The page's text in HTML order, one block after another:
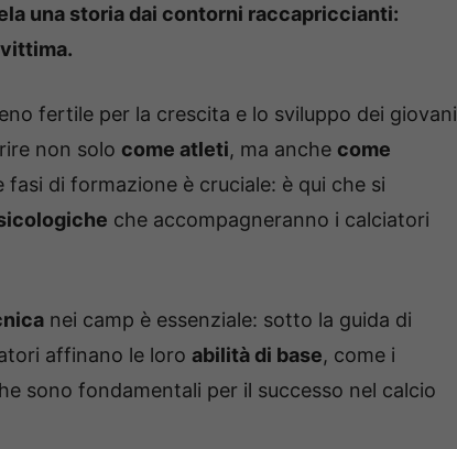
una storia dai contorni raccapriccianti:
fertile per la crescita e lo sviluppo dei giovani
non solo come atleti, ma anche come
fasi di formazione è cruciale: è qui che si
che accompagneranno i calciatori
nei camp è essenziale: sotto la guida di
affinano le loro abilità di base, come i
sono fondamentali per il successo nel calcio